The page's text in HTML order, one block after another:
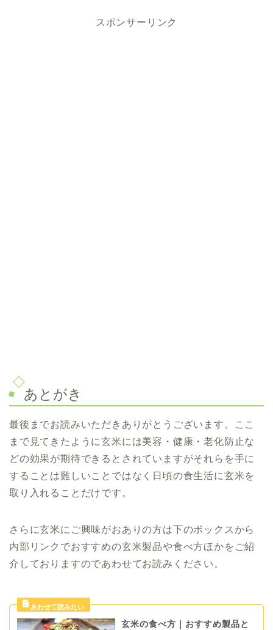
スポンサーリンク
あとがき
最後までお読みいただきありがとうございます。ここ
まで見てきたように玄米には美容・健康・老化防止な
どの効果が期待できるとされていますがそれらを手に
することは難しいことではなく日頃の食生活に玄米を
取り入れることだけです。
さらに玄米にご興味がおありの方は下のボックスから
内部リンクでおすすめの玄米製品や食べ方ほかをご紹
介しておりますのであわせてお読みください。
玄米の食べ方｜おすすめ製品と